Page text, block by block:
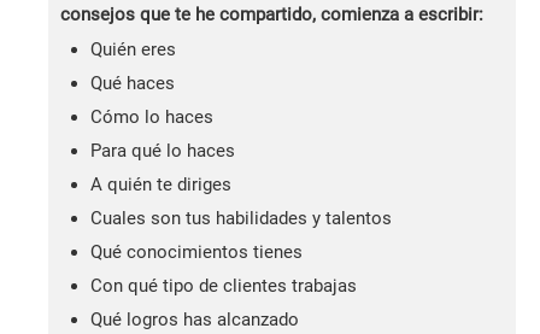
consejos que te he compartido, comienza a escribir:
Quién eres
Qué haces
Cómo lo haces
Para qué lo haces
A quién te diriges
Cuales son tus habilidades y talentos
Qué conocimientos tienes
Con qué tipo de clientes trabajas
Qué logros has alcanzado